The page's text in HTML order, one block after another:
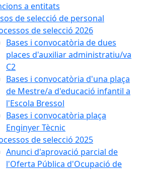
a entitats
de selecció de personal
de selecció 2026
Bases i convocatòria de dues
places d'auxiliar administratiu/va
C2
Bases i convocatòria d'una plaça
de Mestre/a d'educació infantil a
l'Escola Bressol
Bases i convocatòria plaça
Enginyer Tècnic
de selecció 2025
Anunci d'aprovació parcial de
l'Oferta Pública d'Ocupació de